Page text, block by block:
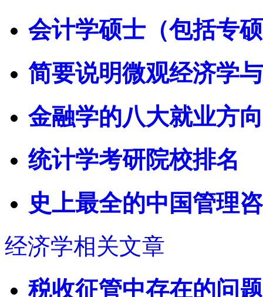
会计学硕士（包括专
简要说明微观经济学
金融学的八大就业方
统计学考研院校排名
史上最全的中国管理
经济学相关文章
税收征管中存在的问